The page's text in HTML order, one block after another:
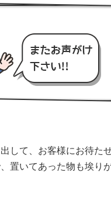
して、お客様にお待た
置いてあった物も埃り